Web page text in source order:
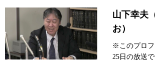
山下幸夫
お）
※このプロフ
25日の放送